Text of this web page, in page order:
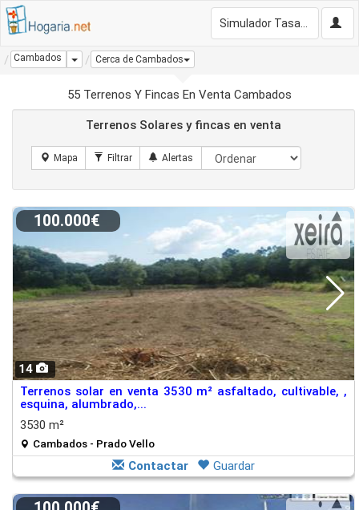
Cambados Dropdown
Cerca de Cambados
55 Terrenos Y Fincas En Venta Cambados
Terrenos Solares y fincas en venta
14
100.000€
Terrenos solar en venta 3530 m² asfaltado, cultivable, ,
esquina, alumbrado,...
3530 m²
Cambados - Prado Vello
Contactar Guardar